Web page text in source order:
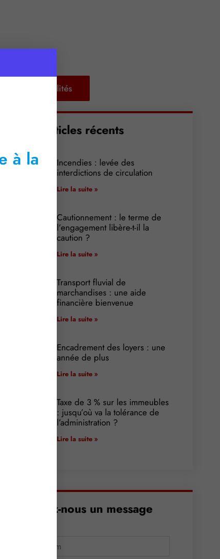
Retour aux actualités
Articles récents
Incendies : levée des
interdictions de circulation
Lire la suite »
Cautionnement : le terme de
l’engagement libère-t-il la
caution ?
Lire la suite »
Transport fluvial de
marchandises : une aide
financière bienvenue
Lire la suite »
Encadrement des loyers : une
année de plus
Lire la suite »
Taxe de 3 % sur les immeubles
: jusqu’où va la tolérance de
l’administration ?
Lire la suite »
Envoyez-nous un message
à la